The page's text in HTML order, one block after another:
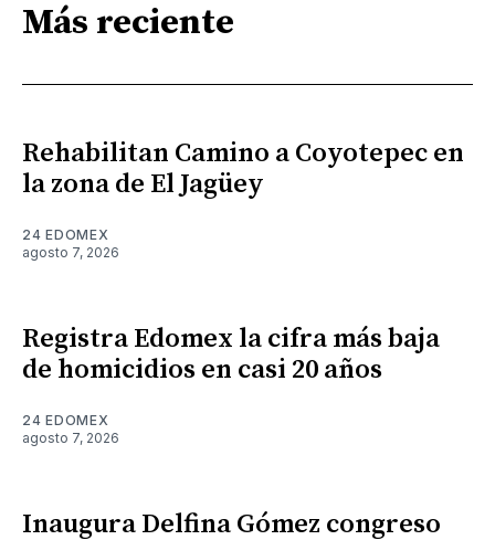
Más reciente
Rehabilitan Camino a Coyotepec en
la zona de El Jagüey
24 EDOMEX
agosto 7, 2026
Registra Edomex la cifra más baja
de homicidios en casi 20 años
24 EDOMEX
agosto 7, 2026
Inaugura Delfina Gómez congreso